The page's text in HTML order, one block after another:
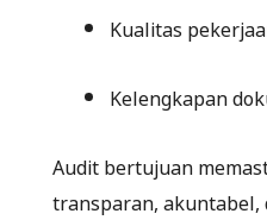
Kualitas
Kelengkapan
Audit bertujuan
transparan, akuntabel,